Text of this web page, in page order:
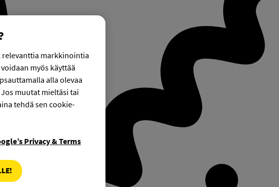
relevanttia markkinointia
myös käyttää
alla olevaa
muutat mieltäsi tai
tehdä sen cookie-
Privacy & Terms